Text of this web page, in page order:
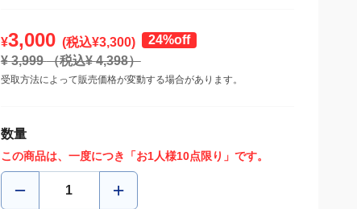
¥3,000 (税込¥3,300)
24%off
¥ 3,999（税込¥4,398）
受取方法によって販売価格が変動する場合があります。
数量
この商品は、一度につき「お1人様10点限り」です。